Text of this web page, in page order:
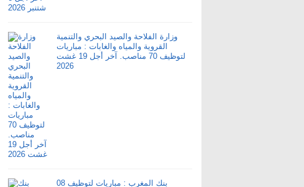
وزارة الفلاحة والصيد البحري والتنمية
القروية والمياه والغابات : مباريات
لتوظيف 70 مناصب. آخر أجل 19 غشت
2026
بنك المغرب : مباريات لتوظيف 08